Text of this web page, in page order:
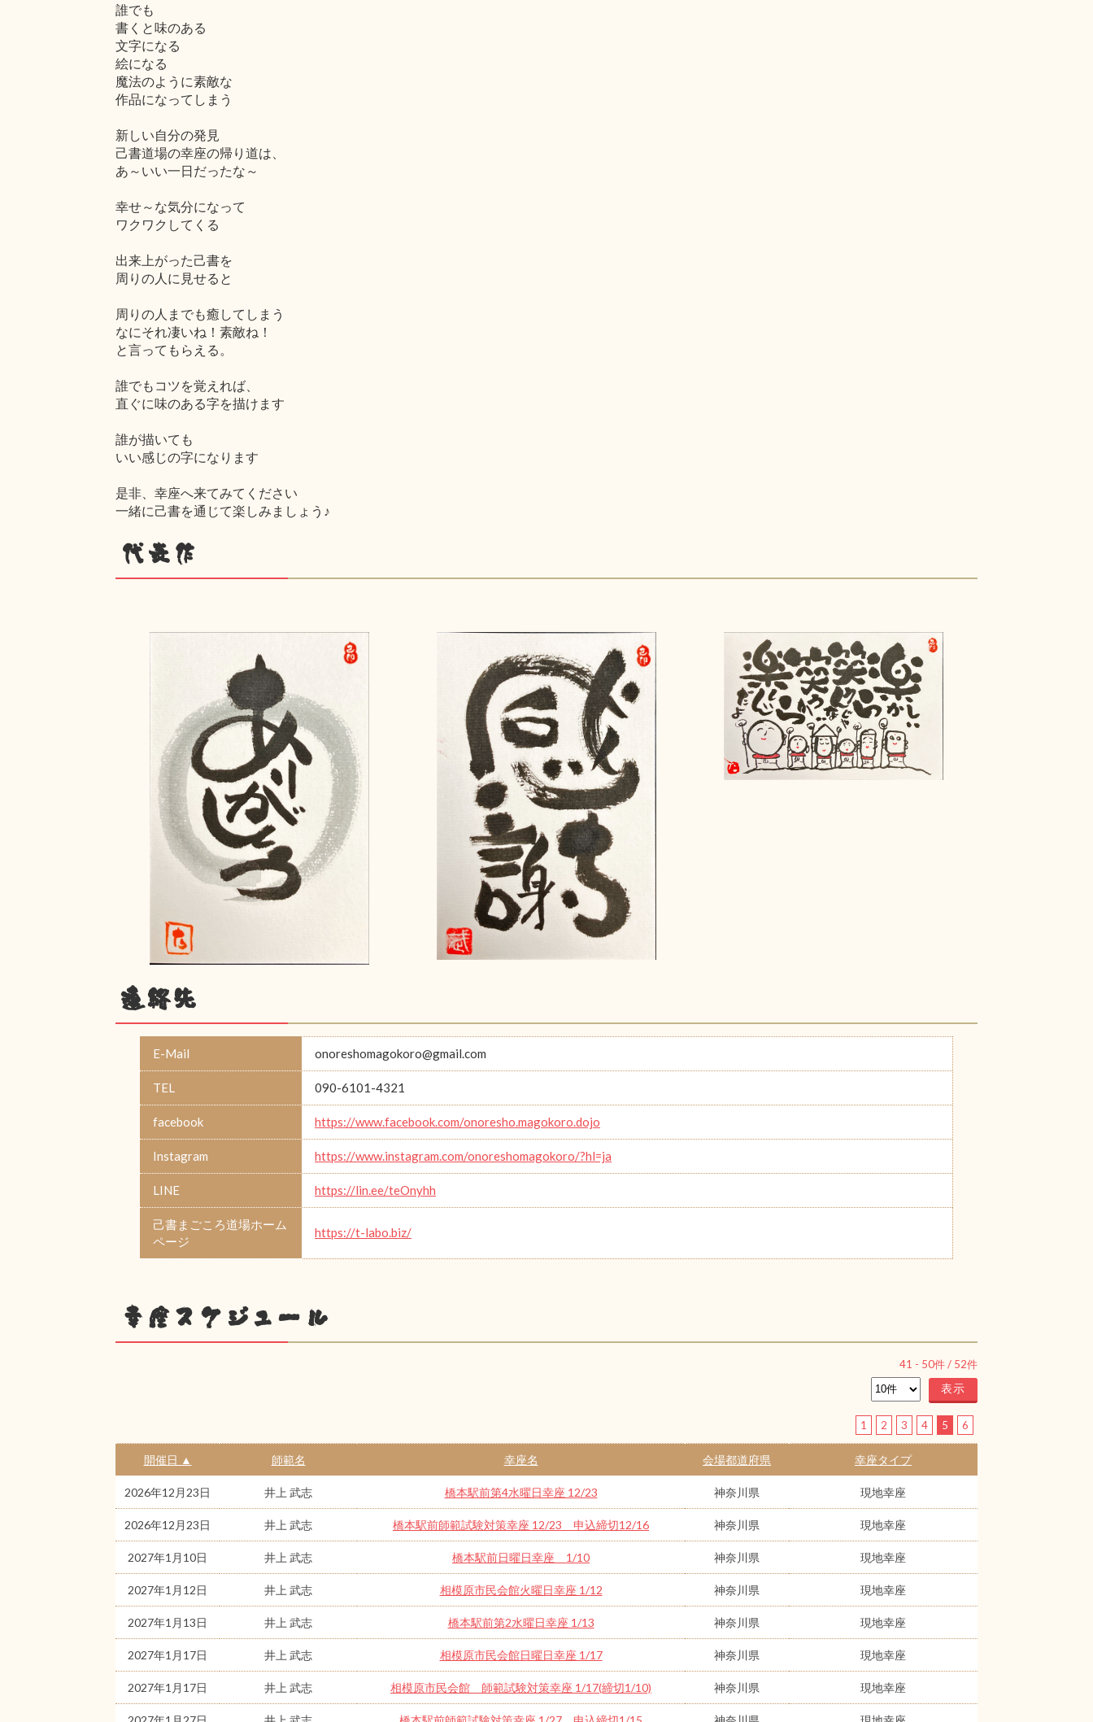
誰でも
書くと味のある
文字になる
絵になる
魔法のように素敵な
作品になってしまう
新しい自分の発見
己書道場の幸座の帰り道は、
あ～いい一日だったな～
幸せ～な気分になって
ワクワクしてくる
出来上がった己書を
周りの人に見せると
周りの人までも癒してしまう
なにそれ凄いね！素敵ね！
と言ってもらえる。
誰でもコツを覚えれば、
直ぐに味のある字を描けます
誰が描いても
いい感じの字になります
是非、幸座へ来てみてください
一緒に己書を通じて楽しみましょう♪
代表作
連絡先
E-Mail onoreshomagokoro@gmail.com
TEL 090-6101-4321
facebook https://www.facebook.com/onoresho.magokoro.dojo
Instagram https://www.instagram.com/onoreshomagokoro/?hl=ja
LINE https://lin.ee/teOnyhh
己書まごころ道場ホーム
ページ
https://t-labo.biz/
幸座スケジュール
41 - 50件 / 52件
1 2 3 4 5 6
開催日 ▲ 師範名 幸座名 会場都道府県 幸座タイプ
2026年12月23日 井上 武志 橋本駅前第4水曜日幸座 12/23 神奈川県 現地幸座
2026年12月23日 井上 武志 橋本駅前師範試験対策幸座 12/23 申込締切12/16 神奈川県 現地幸座
2027年1月10日 井上 武志 橋本駅前日曜日幸座 1/10 神奈川県 現地幸座
2027年1月12日 井上 武志 相模原市民会館火曜日幸座 1/12 神奈川県 現地幸座
2027年1月13日 井上 武志 橋本駅前第2水曜日幸座 1/13 神奈川県 現地幸座
2027年1月17日 井上 武志 相模原市民会館日曜日幸座 1/17 神奈川県 現地幸座
2027年1月17日 井上 武志 相模原市民会館 師範試験対策幸座 1/17(締切1/10) 神奈川県 現地幸座